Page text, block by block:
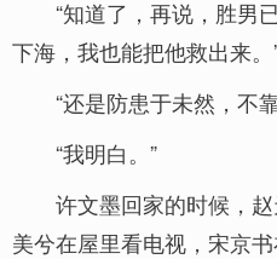
“知道了，再说，胜男
下海，我也能把他救出来。
“还是防患于未然，不
“我明白。”
许文墨回家的时候，
美兮在屋里看电视，宋京